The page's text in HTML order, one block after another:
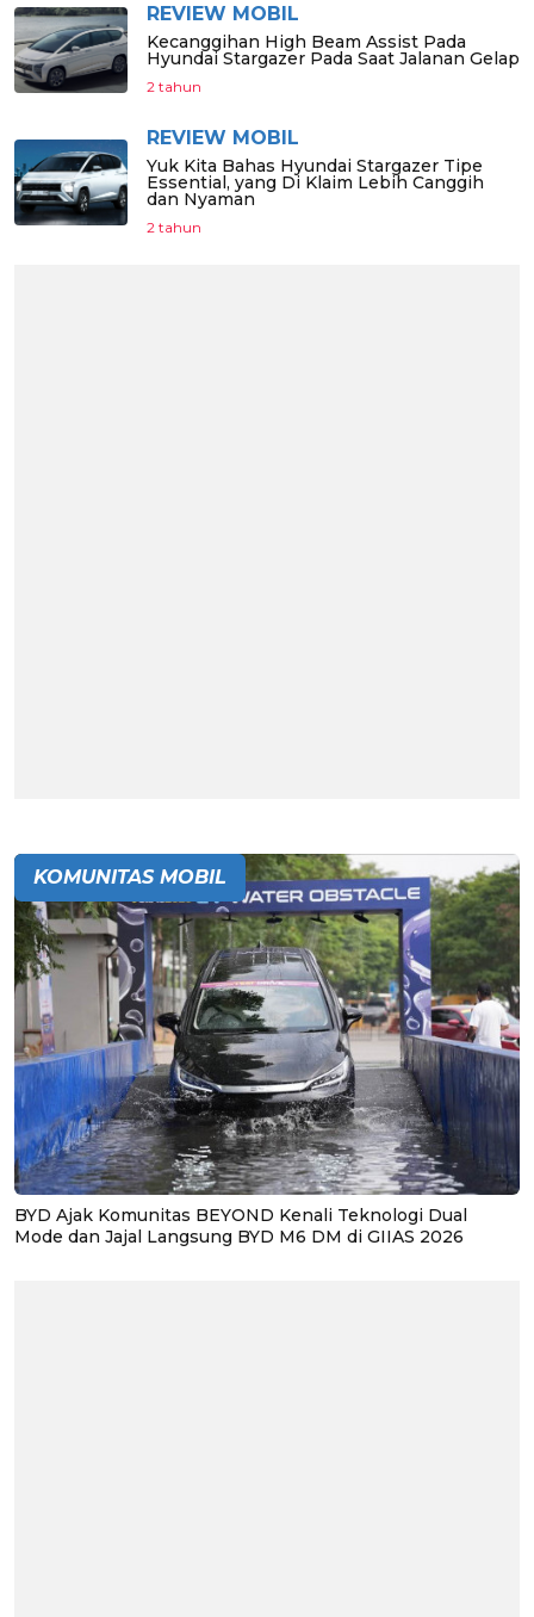
REVIEW MOBIL
Kecanggihan High Beam Assist Pada
Hyundai Stargazer Pada Saat Jalanan Gelap
2 tahun
REVIEW MOBIL
Yuk Kita Bahas Hyundai Stargazer Tipe
Essential, yang Di Klaim Lebih Canggih
dan Nyaman
2 tahun
KOMUNITAS MOBIL
BYD Ajak Komunitas BEYOND Kenali Teknologi Dual
Mode dan Jajal Langsung BYD M6 DM di GIIAS 2026